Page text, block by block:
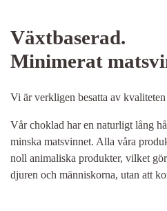
Växtbaserad.
Minimerat
Vi är verkligen besatta av
Vår choklad har en naturligt lång
minska matsvinnet. Alla våra
noll animaliska produkter, vilket
djuren och människorna, utan att